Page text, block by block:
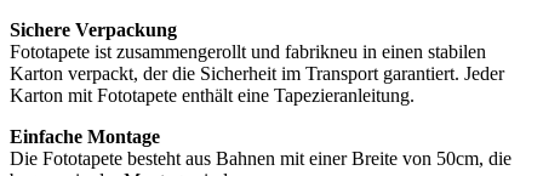
Sichere Verpackung
Fototapete ist zusammengerollt und fabrikneu in einen stabilen
Karton verpackt, der die Sicherheit im Transport garantiert. Jeder
Karton mit Fototapete enthält eine Tapezieranleitung.
Einfache Montage
Die Fototapete besteht aus Bahnen mit einer Breite von 50cm, die